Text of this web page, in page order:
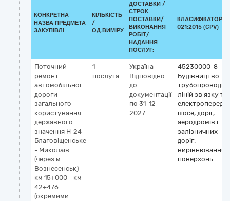
КОНКРЕТНА
НАЗВА ПРЕДМЕТА
ЗАКУПІВЛІ
КІЛЬКІСТЬ
/
ОД.ВИМІРУ
ДОСТАВКИ /
СТРОК
ПОСТАВКИ/
ВИКОНАННЯ
РОБІТ/
НАДАННЯ
ПОСЛУГ:
КЛАСИФІКАТОР
021:2015 (CPV)
Поточний
ремонт
автомобільної
дороги
загального
користування
державного
значення Н-24
Благовіщенське
- Миколаїв
(через м.
Вознесенськ)
км 15+000 - км
42+476
(окремими
1
послуга
Україна
Відповідно
до
документації
по 31-12-
2027
45230000-8
Будівництво
трубопроводів,
ліній зв’язку та
шосе, доріг,
аеродромів і
залізничних
доріг;
вирівнювання
поверхонь